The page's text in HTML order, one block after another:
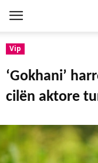
Vip
‘Gokhani’
cilën aktore